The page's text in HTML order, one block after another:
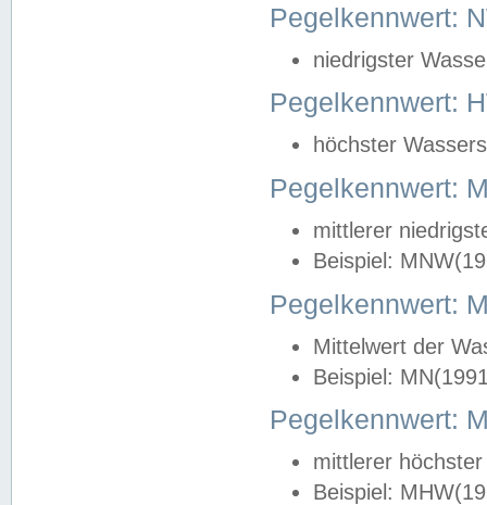
Pegelkennwert:
niedrigster
Pegelkennwert:
höchster
Pegelkennwert:
mittlerer
Beispiel:
Pegelkennwert:
Mittelwert der
Beispiel:
Pegelkennwert:
mittlerer
Beispiel: